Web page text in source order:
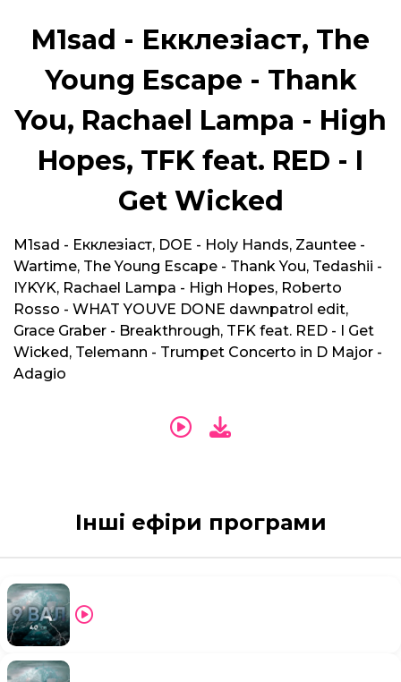
M1sad - Екклезіаст, The
Young Escape - Thank
You, Rachael Lampa - High
Hopes, TFK feat. RED - I
Get Wicked
M1sad - Екклезіаст, DOE - Holy Hands, Zauntee -
Wartime, The Young Escape - Thank You, Tedashii -
IYKYK, Rachael Lampa - High Hopes, Roberto
Rosso - WHAT YOUVE DONE dawnpatrol edit,
Grace Graber - Breakthrough, TFK feat. RED - I Get
Wicked, Telemann - Trumpet Concerto in D Major -
Adagio
Інші ефіри програми